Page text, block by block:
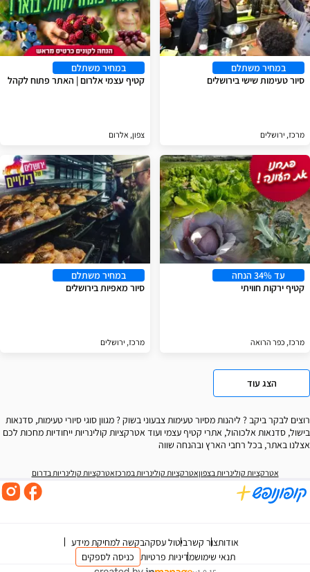
במחיר משתלם
סיור טעימות שישי בירושלים
מרכז, ירושלים
במחיר משתלם
קטיף עצמי אלרום | האתר פתוח לקהל
צפון, אלרום
עד 34% הנחה
קטיף ירקות חוויתי
מרכז, כפר הרואה
במחיר משתלם
סיור מאפיות בירושלים
מרכז, ירושלים
הצג עוד
רוצים לבקר ביקב ? ליהנות מסיור טעימות צבעוני בשוק ? מגוון סוגי סיורי טעימות, סדנאות
בישול, סדנאות אלכוהול, אתרי קטיף עצמי ועוד אטרקציות קולינריות ייחודיות מחכות לכם
אצלנו באתר, בכל רחבי הארץ ובהנחה שווה
אטרקציות קולינריות בצפוןאטרקציות קולינריות במרכזאטרקציות קולינריות בדרום
אודותצור קשרביטול עסקהבקשה למחיקת מידע
תנאי שימושמדיניות פרטיות כניסה לספקים